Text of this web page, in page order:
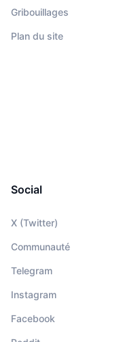
Gribouillages
Plan du site
Social
X (Twitter)
Communauté
Telegram
Instagram
Facebook